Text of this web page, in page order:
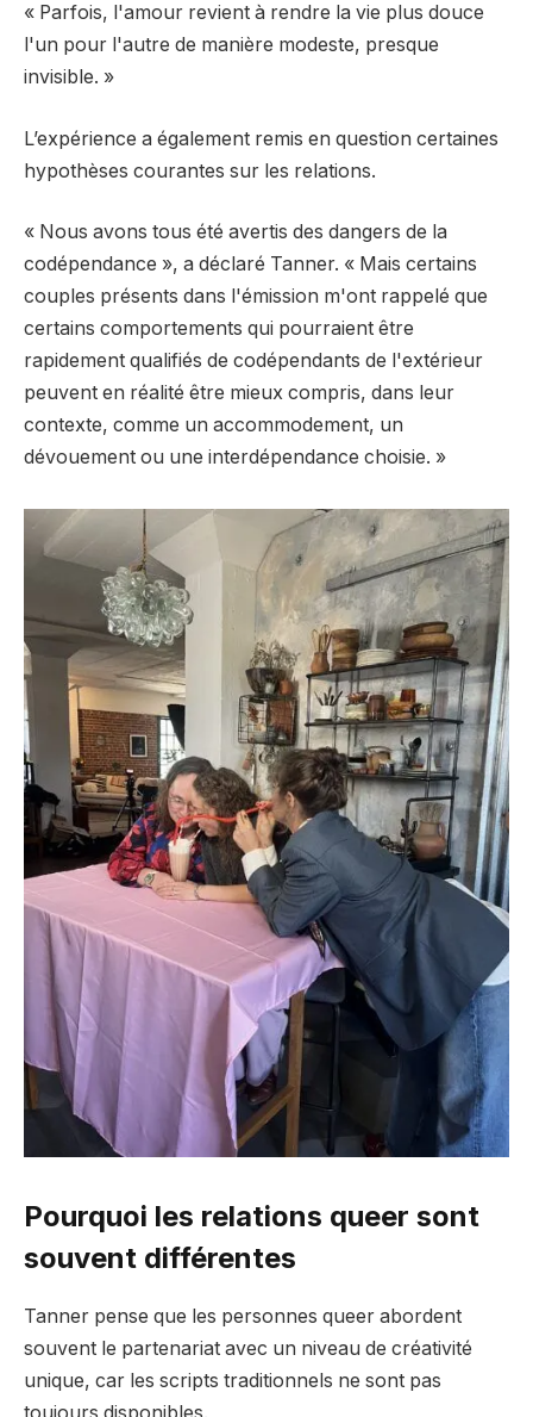
« Parfois, l'amour revient à rendre la vie plus douce
l'un pour l'autre de manière modeste, presque
invisible. »
L’expérience a également remis en question certaines
hypothèses courantes sur les relations.
« Nous avons tous été avertis des dangers de la
codépendance », a déclaré Tanner. « Mais certains
couples présents dans l'émission m'ont rappelé que
certains comportements qui pourraient être
rapidement qualifiés de codépendants de l'extérieur
peuvent en réalité être mieux compris, dans leur
contexte, comme un accommodement, un
dévouement ou une interdépendance choisie. »
Pourquoi les relations queer sont
souvent différentes
Tanner pense que les personnes queer abordent
souvent le partenariat avec un niveau de créativité
unique, car les scripts traditionnels ne sont pas